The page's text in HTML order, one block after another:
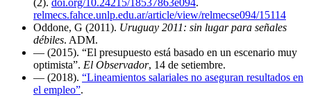
relmecs.fahce.unlp.edu.ar/article/view/relmecse094/15114
Oddone, G (2011). Uruguay 2011: sin lugar para señales
débiles. ADM.
— (2015). “El presupuesto está basado en un escenario muy
optimista”. El Observador, 14 de setiembre.
— (2018). “Lineamientos salariales no aseguran resultados en
el empleo”.